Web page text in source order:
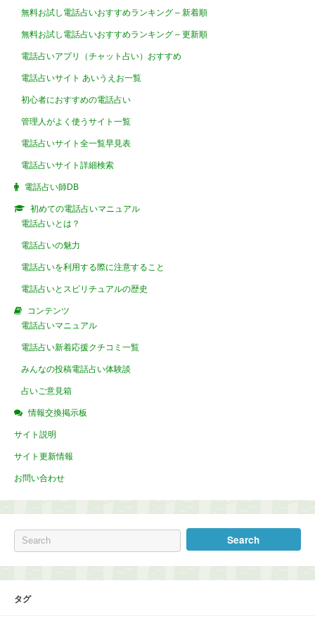
無料お試し電話占いおすすめランキング – 新着順
無料お試し電話占いおすすめランキング – 更新順
電話占いアプリ（チャット占い）おすすめ
電話占いサイト あいうえお一覧
初心者におすすめの電話占い
管理人がよく使うサイト一覧
電話占いサイト全一覧早見表
電話占いサイト詳細検索
電話占い師DB
初めての電話占いマニュアル
電話占いとは？
電話占いの魅力
電話占いを利用する際に注意すること
電話占いとスピリチュアルの歴史
コンテンツ
電話占いマニュアル
電話占い新着応援クチコミ一覧
みんなの投稿電話占い体験談
占いご意見箱
情報交換掲示板
サイト説明
サイト更新情報
お問い合わせ
タグ